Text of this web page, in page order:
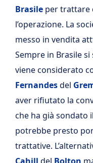
Brasile per trattare
l’operazione. La
messo in vendita
Sempre in Brasile
viene considerato
Fernandesdel
aver rifiutato la
che ha già sondato
potrebbe presto
trattative.